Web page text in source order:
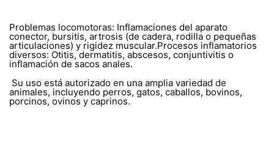
Problemas locomotoras: Inflamaciones del aparato
conector, bursitis, artrosis (de cadera, rodilla o pequeñas
articulaciones) y rigidez muscular.Procesos inflamatorios
diversos: Otitis, dermatitis, abscesos, conjuntivitis o
inflamación de sacos anales.
Su uso está autorizado en una amplia variedad de
animales, incluyendo perros, gatos, caballos, bovinos,
porcinos, ovinos y caprinos.